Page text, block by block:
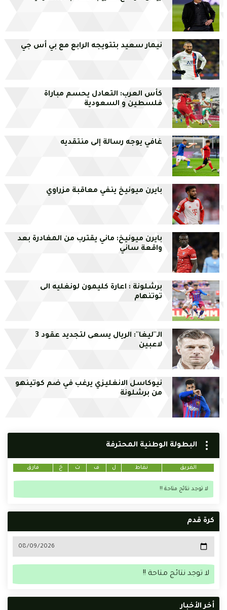
نيمار سعيد بتتويجه الرابع مع بي أس جي
كأس العرب: التعادل يحسم مباراة
فلسطين و السعودية
غافي يوجه رسالة إلى منتقديه
بايرن ميونيخ ينفي معاقبة مزراوي
بايرن ميونيخ: ماني يقترب من المغادرة بعد
واقعة ساني
برشلونة : اعارة كليمون لونغليه الى
توتنهام
الـ''ليغا'': الريال يسعى لتجديد عقود 3
لاعبين
نيوكاسل الانغليزي يرغب في ضم كوتينهو
من برشلونة
البطولة الوطنية المحترفة
الفريق نقاط ل ف ت خ فارق
لا توجد نتائج متاحة !!
كرة قدم
لا توجد نتائج متاحة !!
أخر الأخبار